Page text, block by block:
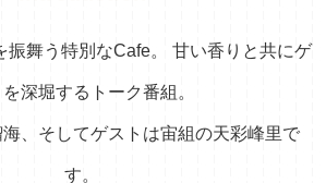
舞う特別なCafe。 甘い香りと共にゲ
を深堀するトーク番組。
、そしてゲストは宙組の天彩峰里で
す。